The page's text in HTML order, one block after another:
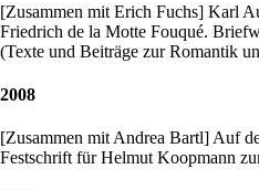
[Zusammen mit Erich Fuchs] Karl
Friedrich de la Motte Fouqué.
(Texte und Beiträge zur Romantik
2008
[Zusammen mit Andrea Bartl] Auf
Festschrift für Helmut Koopmann